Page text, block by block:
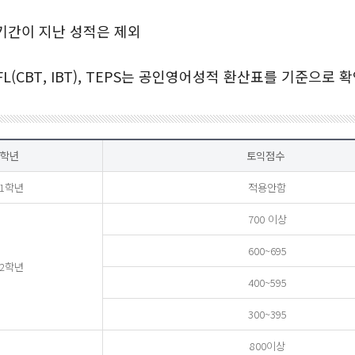
간이 지난 성적은 제외
IBT), TEPS는 공인영어성적 환산표를 기준으로
학년 토익점수
학년 적용안함
학년
700 이상
600~695
400~595
300~395
800이상